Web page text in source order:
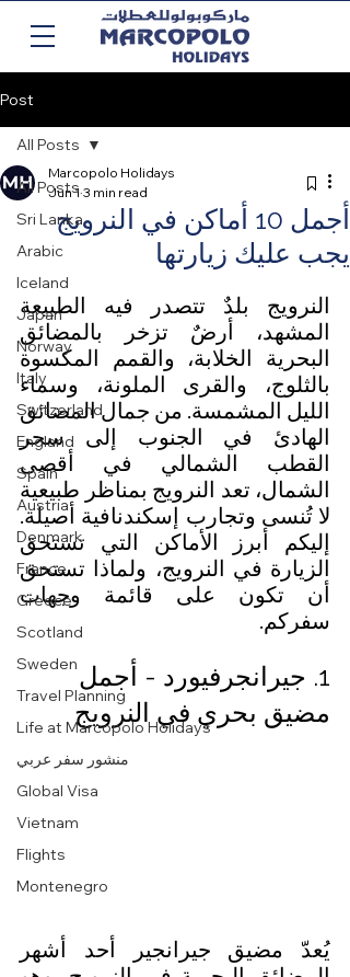
Post
All Posts
Sri Lanka
Arabic
Iceland
Japan
Norway
Italy
Switzerland
England
Spain
Austria
Denmark
France
Greece
Scotland
Sweden
Travel Planning
Life at Marcopolo Holidays
منشور سفر عربي
Global Visa
Vietnam
Flights
Montenegro
All Posts
أجمل 10 أماكن في النرويج
يجب عليك زيارتها
Marcopolo Holidays
Jun 1 3 min read
البحرية الخلابة، والقمم المكسوة
بالثلوج، والقرى الملونة، وسماء
الليل المشمسة. من جمال المضائق
الهادئ في الجنوب إلى سحر
القطب الشمالي في أقصى
لا تُنسى وتجارب إسكندنافية أصيلة.
إليكم أبرز الأماكن التي تستحق
الزيارة في النرويج، ولماذا تستحق
أن تكون على قائمة وجهات
سفركم.
1. جيرانجرفيورد - أجمل
مضيق بحري في النرويج